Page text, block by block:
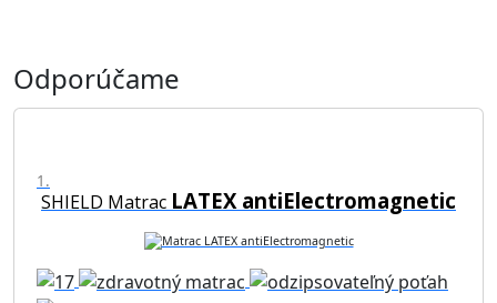
Odporúčame
1.
SHIELD Matrac LATEX antiElectromagnetic